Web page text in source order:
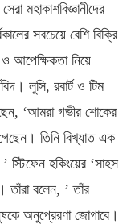
মহাকাশবিজ্ঞানীদের
সবচেয়ে বেশি বিক্রি
আপেক্ষিকতা নিয়ে
লুসি, রবার্ট ও টিম
‘আমরা গভীর শোকের
তিনি বিখ্যাত এক
স্টিফেন হকিংয়ের ‘সাহস
তাঁরা বলেন, ’ তাঁর
অনুপ্রেরণা জোগাবে।